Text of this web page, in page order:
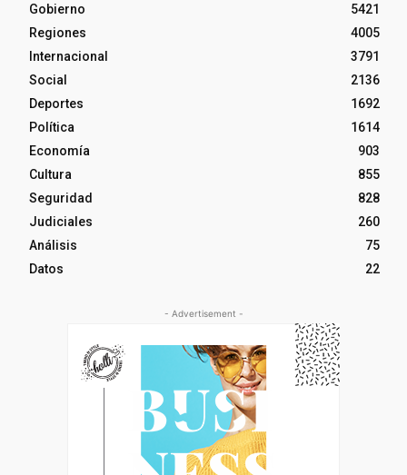
Gobierno
5421
Regiones
4005
Internacional
3791
Social
2136
Deportes
1692
Política
1614
Economía
903
Cultura
855
Seguridad
828
Judiciales
260
Análisis
75
Datos
22
- Advertisement -